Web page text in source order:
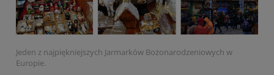
Jeden z najpiękniejszych Jarmarków Bożonarodzeniowych w
Europie.